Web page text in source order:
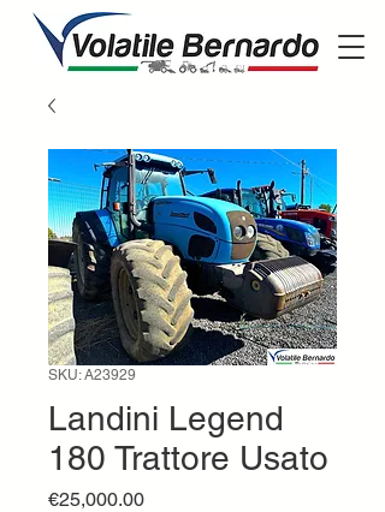
SKU: A23929
Landini Legend
180 Trattore Usato
€25,000.00Price